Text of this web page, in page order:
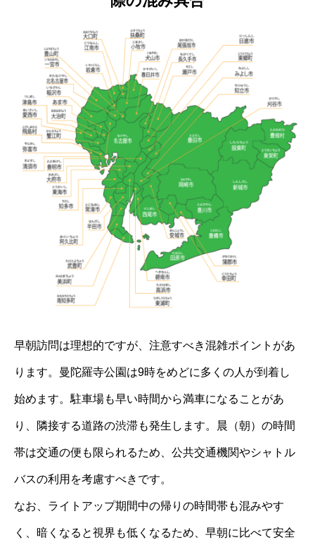
早朝訪問は理想的ですが、注意すべき混雑ポイントがあ
ります。曼陀羅寺公園は9時をめどに多くの人が到着し
始めます。駐車場も早い時間から満車になることがあ
り、隣接する道路の渋滞も発生します。晨（朝）の時間
帯は交通の便も限られるため、公共交通機関やシャトル
バスの利用を考慮すべきです。
なお、ライトアップ期間中の帰りの時間帯も混みやす
く、暗くなると視界も低くなるため、早朝に比べて安全